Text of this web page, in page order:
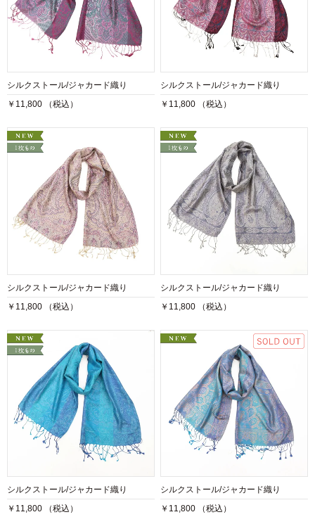
シルクストール/ジャカード織り
￥11,800 （税込）
シルクストール/ジャカード織り
￥11,800 （税込）
シルクストール/ジャカード織り
￥11,800 （税込）
シルクストール/ジャカード織り
￥11,800 （税込）
シルクストール/ジャカード織り
￥11,800 （税込）
シルクストール/ジャカード織り
￥11,800 （税込）